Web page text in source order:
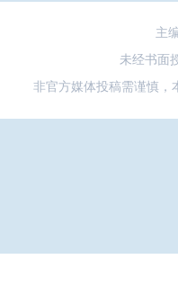
主
未经书面
非官方媒体投稿需谨慎，